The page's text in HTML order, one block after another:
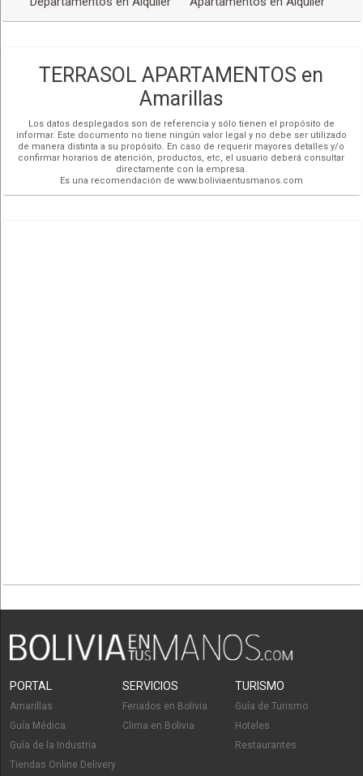
TERRASOL APARTAMENTOS en
Amarillas
Los datos desplegados son de referencia y sólo tienen el propósito de
informar. Este documento no tiene ningún valor legal y no debe ser utilizado
de manera distinta a su propósito. En caso de requerir mayores detalles y/o
confirmar horarios de atención, productos, etc, el usuario deberá consultar
directamente con la empresa.
Es una recomendación de www.boliviaentusmanos.com
PORTAL
Amarillas
Guía Médica
Guía de la Industria
Tiendas Online Delivery
SERVICIOS
Feriados en Bolivia
Clima en Bolivia
TURISMO
Guía de Turismo
Hoteles
Restaurantes